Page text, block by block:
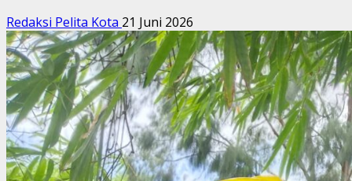
Redaksi Pelita Kota 21 Juni 2026